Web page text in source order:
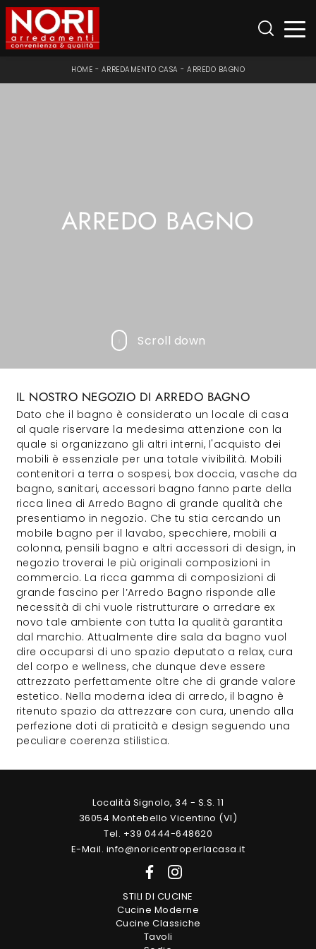
HOME - ARREDAMENTO CASA - ARREDO BAGNO
ARREDO BAGNO
Scroll down
IL NOSTRO NEGOZIO DI ARREDO BAGNO
Dato che il bagno è considerato un locale di casa
al quale riservare la medesima attenzione con la
quale si organizzano gli altri interni, l'acquisto dei
mobili è essenziale per una totale vivibilità. Mobili
contenitori a terra o sospesi, box doccia, vasche da
bagno, sanitari, accessori bagno fanno parte della
ricca linea di Arredo Bagno di grande qualità che
presentiamo in negozio. Che tu stia cercando un
mobile bagno per il lavabo, specchiere, mobili a
colonna, pensili bagno e altri accessori di design, in
negozio troverai le più originali composizioni in
commercio. La ricca gamma di composizioni di
grande fascino per l’Arredo Bagno risponde alle
necessità di chi vuole ristrutturare o arredare ex
novo tale ambiente con tutta la qualità garantita
dal marchio. Attualmente dire sala da bagno vuol
dire occuparsi di uno spazio deputato a relax, cura
del corpo e wellness, che dunque deve essere
attrezzato perfettamente oltre che di grande valore
estetico. Nella moderna idea di arredo, il bagno è
ritenuto spazio da attrezzare con cura, unendo alla
perfezione doti di praticità e design seguendo una
peculiare coerenza stilistica.
Località Signolo, 34 - S.S. 11
36054 Montebello Vicentino (VI)
Tel. +39 0444-648620
E-Mail. info@noricentroperlacasa.it
STILI DI CUCINE
Cucine Moderne
Cucine Classiche
Tavoli